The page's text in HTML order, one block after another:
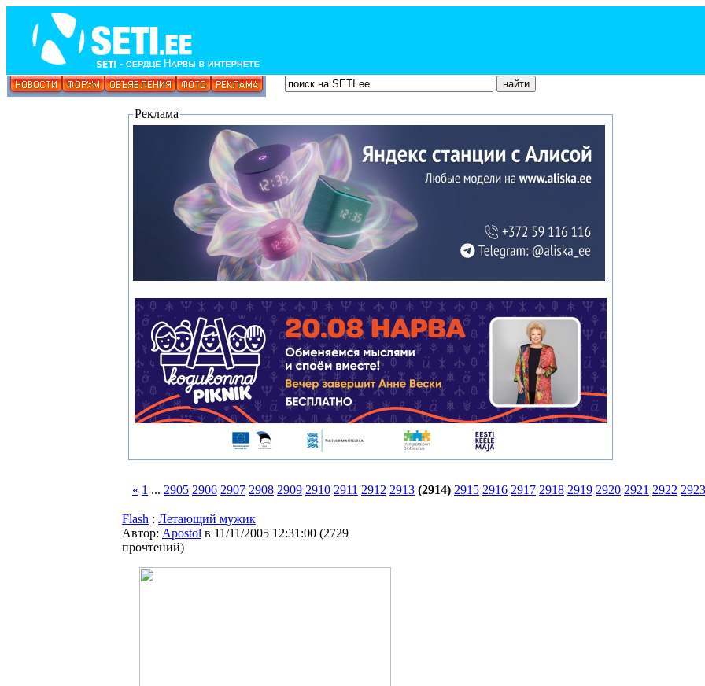
Реклама
« 1 ... 2905 2906 2907 2908 2909 2910 2911 2912 2913 (2914) 2915 2916 2917 2918 2919 2920 2921 2922 2923
Flash : Летающий мужик
Автор: Apostol в 11/11/2005 12:31:00 (2729
прочтений)